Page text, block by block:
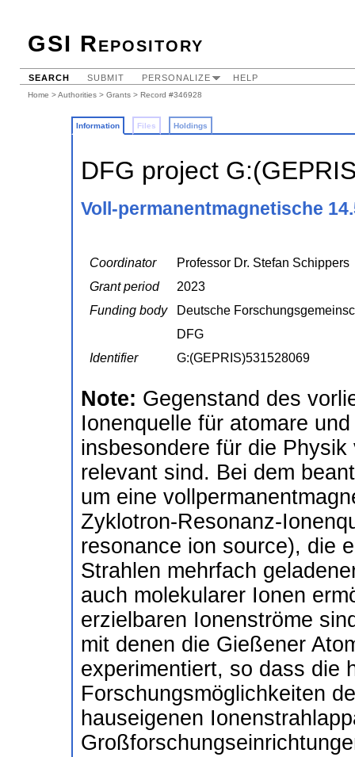
GSI Repository
SEARCH SUBMIT PERSONALIZE HELP
Home >Authorities > Grants > Record #346928
Information Files Holdings
DFG project
Voll-permanentmagnetische
Coordinator
Professor Dr. Stefan Schippers
Grant period
2023
Funding body
Deutsche
DFG
Identifier
G:(GEPRIS)531528069
Note: Gegenstand des
Ionenquelle für atomare
insbesondere für die
relevant sind. Bei dem
um eine
Zyklotron-Resonanz-
resonance ion source), die
Strahlen mehrfach
auch molekularer Ionen
erzielbaren Ionenströme
mit denen die Gießener
experimentiert, so dass die
Forschungsmöglichkeiten
hauseigenen